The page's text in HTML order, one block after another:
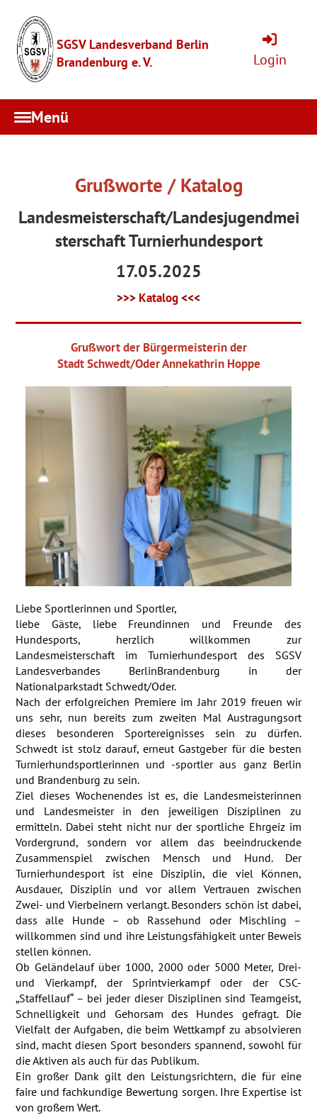
SGSV Landesverband Berlin
Brandenburg e. V.
Login
Menü
Grußworte / Katalog
Landesmeisterschaft/Landesjugendmei
sterschaft Turnierhundesport
17.05.2025
>>> Katalog<<<
Grußwort der Bürgermeisterin der
Stadt Schwedt/OderAnnekathrin Hoppe
Liebe Sportlerinnen und Sportler,
liebe Gäste, liebe Freundinnen und Freunde des
Hundesports, herzlich willkommen zur
Landesmeisterschaft im Turnierhundesport des SGSV
Landesverbandes BerlinBrandenburg in der
Nationalparkstadt Schwedt/Oder.
Nach der erfolgreichen Premiere im Jahr 2019 freuen wir
uns sehr, nun bereits zum zweiten Mal Austragungsort
dieses besonderen Sportereignisses sein zu dürfen.
Schwedt ist stolz darauf, erneut Gastgeber für die besten
Turnierhundsportlerinnen und -sportler aus ganz Berlin
und Brandenburg zu sein.
Ziel dieses Wochenendes ist es, die Landesmeisterinnen
und Landesmeister in den jeweiligen Disziplinen zu
ermitteln. Dabei steht nicht nur der sportliche Ehrgeiz im
Vordergrund, sondern vor allem das beeindruckende
Zusammenspiel zwischen Mensch und Hund. Der
Turnierhundesport ist eine Disziplin, die viel Können,
Ausdauer, Disziplin und vor allem Vertrauen zwischen
Zwei- und Vierbeinern verlangt. Besonders schön ist dabei,
dass alle Hunde – ob Rassehund oder Mischling –
willkommen sind und ihre Leistungsfähigkeit unter Beweis
stellen können.
Ob Geländelauf über 1000, 2000 oder 5000 Meter, Drei-
und Vierkampf, der Sprintvierkampf oder der CSC-
„Staffellauf“ – bei jeder dieser Disziplinen sind Teamgeist,
Schnelligkeit und Gehorsam des Hundes gefragt. Die
Vielfalt der Aufgaben, die beim Wettkampf zu absolvieren
sind, macht diesen Sport besonders spannend, sowohl für
die Aktiven als auch für das Publikum.
Ein großer Dank gilt den Leistungsrichtern, die für eine
faire und fachkundige Bewertung sorgen. Ihre Expertise ist
von großem Wert.